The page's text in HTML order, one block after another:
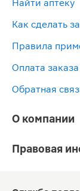
Найти аптеку
Как сделать
Правила
Оплата заказа
Обратная
О компании
Правовая